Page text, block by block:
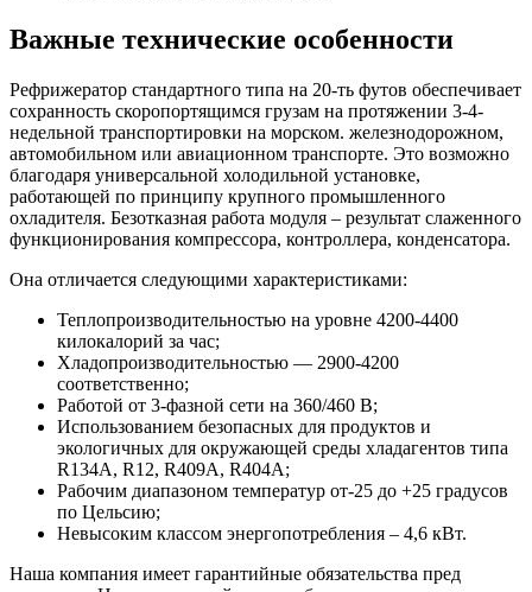
Важные технические особенности
Рефрижератор стандартного типа на 20-ть футов обеспечивает
сохранность скоропортящимся грузам на протяжении 3-4-
недельной транспортировки на морском. железнодорожном,
автомобильном или авиационном транспорте. Это возможно
благодаря универсальной холодильной установке,
работающей по принципу крупного промышленного
охладителя. Безотказная работа модуля – результат слаженного
функционирования компрессора, контроллера, конденсатора.
Она отличается следующими характеристиками:
Теплопроизводительностью на уровне 4200-4400
килокалорий за час;
Хладопроизводительностью — 2900-4200
соответственно;
Работой от 3-фазной сети на 360/460 B;
Использованием безопасных для продуктов и
экологичных для окружающей среды хладагентов типа
R134A, R12, R409A, R404A;
Рабочим диапазоном температур от-25 до +25 градусов
по Цельсию;
Невысоким классом энергопотребления – 4,6 кВт.
Наша компания имеет гарантийные обязательства пред